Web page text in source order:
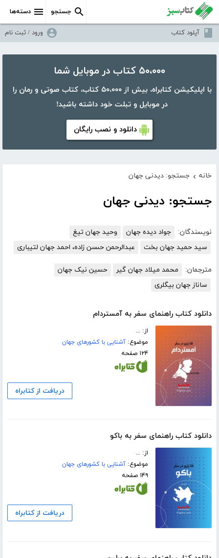
دسته‌ها جستجو
آپلود کتاب ورود / ثبت نام
۵۰،۰۰۰ کتاب در موبایل شما
با اپلیکیشن کتابراه، بیش از ۵۰،۰۰۰ کتاب، کتاب صوتی و رمان را
در موبایل و تبلت خود داشته باشید!
دانلود و نصب رایگان
خانه › جستجو: دیدنی جهان
جستجو: دیدنی جهان
نویسندگان: جواد دیده جهان
وحید جهان تیغ
سید حمید جهان بخت
عبدالرحمن حسىن زاده، احمد جهان لتیبارى
مترجمان: محمد میلاد جهان گیر
حسین نیک جهان
ساناز جهان بیگلری
دانلود کتاب راهنمای سفر به آمستردام
از: ...
موضوع:آشنایی با کشورهای جهان
۱۲۴ صفحه
دریافت از کتابراه
دانلود کتاب راهنمای سفر به باکو
از: ...
موضوع:آشنایی با کشورهای جهان
۱۴۹ صفحه
دریافت از کتابراه